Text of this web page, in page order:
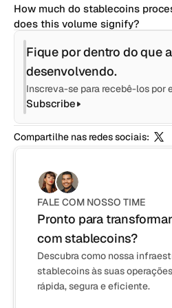
How much do stablecoins
does this volume signify?
Fique por dentro do que
desenvolvendo.
Inscreva-se para recebê-los por
Subscribe
Compartilhe nas redes sociais:
FALE COM NOSSO TIME
Pronto para
com stablecoins?
Descubra como nossa
stablecoins às suas
rápida, segura e eficiente.